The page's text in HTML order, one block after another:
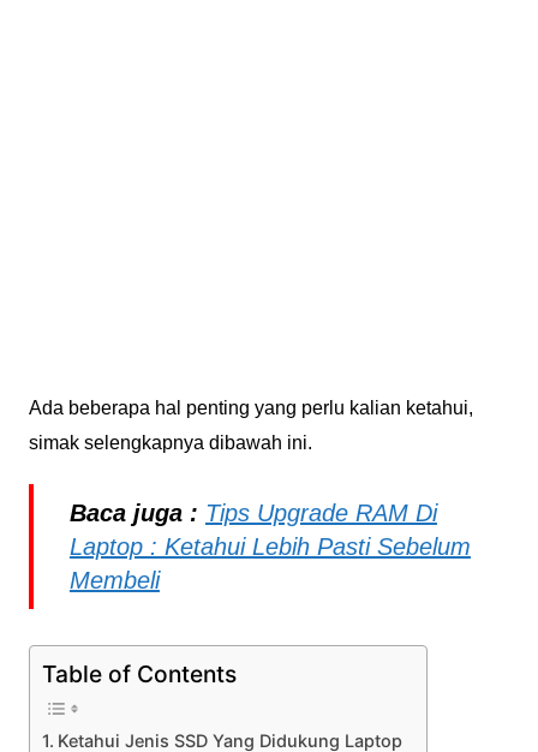
Ada beberapa hal penting yang perlu kalian ketahui,
simak selengkapnya dibawah ini.
Baca juga : Tips Upgrade RAM Di
Laptop : Ketahui Lebih Pasti Sebelum
Membeli
Table of Contents
Ketahui Jenis SSD Yang Didukung Laptop